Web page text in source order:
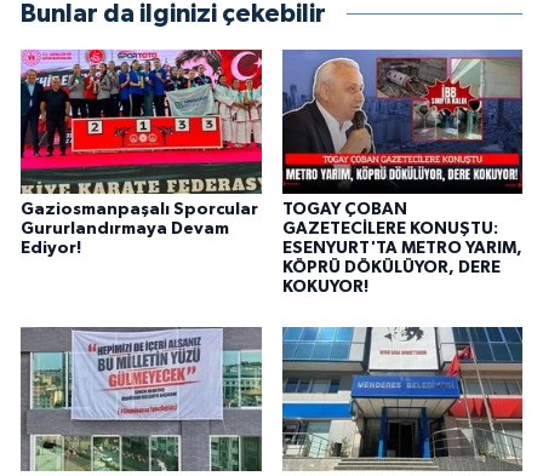
Bunlar da ilginizi çekebilir
Gaziosmanpaşalı Sporcular
Gururlandırmaya Devam
Ediyor!
TOGAY ÇOBAN
GAZETECİLERE KONUŞTU:
ESENYURT'TA METRO YARIM,
KÖPRÜ DÖKÜLÜYOR, DERE
KOKUYOR!